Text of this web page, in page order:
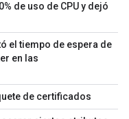
de uso de CPU y dejó
el tiempo de espera de
en las
de certificados